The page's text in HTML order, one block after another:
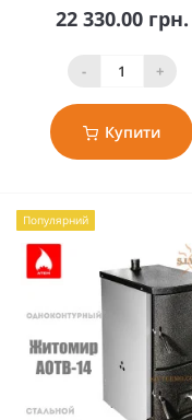
22 330.00 грн.
- +
Купити
Популярний